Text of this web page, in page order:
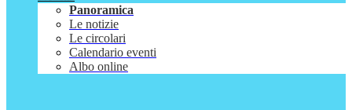
Panoramica
Le notizie
Le circolari
Calendario eventi
Albo online